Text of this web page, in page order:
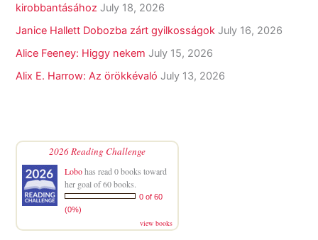
kirobbantásához July 18, 2026
Janice Hallett Dobozba zárt gyilkosságok July 16, 2026
Alice Feeney: Higgy nekem July 15, 2026
Alix E. Harrow: Az örökkévaló July 13, 2026
2026 Reading Challenge
Lobohas read 0 books toward
her goal of 60 books.
0 of 60
(0%)
view books